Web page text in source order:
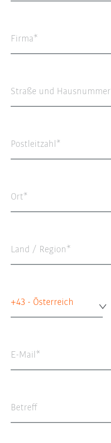
Firma
Straße und Hausnummer
Postleitzahl
Ort
Land / Region*
+43 - Österreich
E-Mail
Betreff